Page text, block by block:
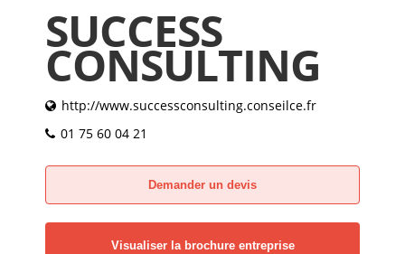
SUCCESS
CONSULTING
http://www.successconsulting.conseilce.fr
01 75 60 04 21
Demander un devis
Visualiser la brochure entreprise